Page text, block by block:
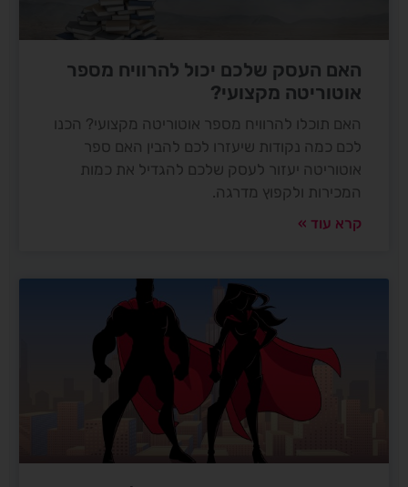
האם העסק שלכם יכול להרוויח מספר
אוטוריטה מקצועי?
האם תוכלו להרוויח מספר אוטוריטה מקצועי? הכנו
לכם כמה נקודות שיעזרו לכם להבין האם ספר
אוטוריטה יעזור לעסק שלכם להגדיל את כמות
המכירות ולקפוץ מדרגה.
קרא עוד »